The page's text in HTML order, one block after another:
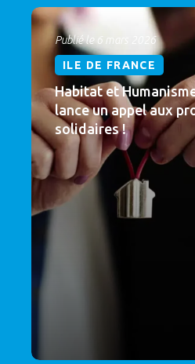
Publié le 6 mars 2026
ILE DE FRANCE
Habitat et
lance un appel aux
solidaires !